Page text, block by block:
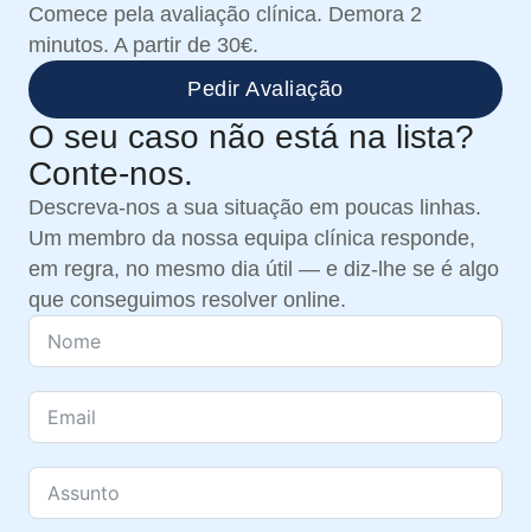
Comece pela avaliação clínica. Demora 2
minutos. A partir de 30€.
Pedir Avaliação
O seu caso não está na lista?
Conte-nos.
Descreva-nos a sua situação em poucas linhas.
Um membro da nossa equipa clínica responde,
em regra, no mesmo dia útil — e diz-lhe se é algo
que conseguimos resolver online.